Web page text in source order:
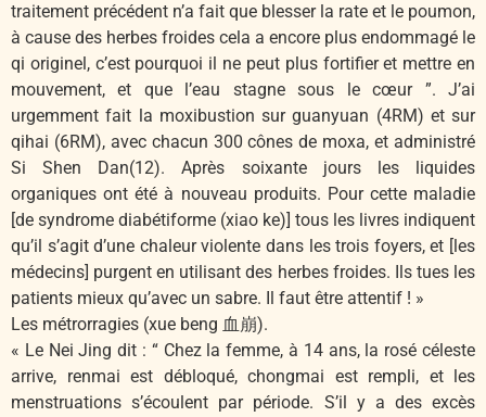
traitement précédent n’a fait que blesser la rate et le poumon,
à cause des herbes froides cela a encore plus endommagé le
qi originel, c’est pourquoi il ne peut plus fortifier et mettre en
mouvement, et que l’eau stagne sous le cœur ”. J’ai
urgemment fait la moxibustion sur guanyuan (4RM) et sur
qihai (6RM), avec chacun 300 cônes de moxa, et administré
Si Shen Dan(12). Après soixante jours les liquides
organiques ont été à nouveau produits. Pour cette maladie
[de syndrome diabétiforme (xiao ke)] tous les livres indiquent
qu’il s’agit d’une chaleur violente dans les trois foyers, et [les
médecins] purgent en utilisant des herbes froides. Ils tues les
patients mieux qu’avec un sabre. Il faut être attentif ! »
Les métrorragies (xue beng 血崩).
« Le Nei Jing dit : “ Chez la femme, à 14 ans, la rosé céleste
arrive, renmai est débloqué, chongmai est rempli, et les
menstruations s’écoulent par période. S’il y a des excès